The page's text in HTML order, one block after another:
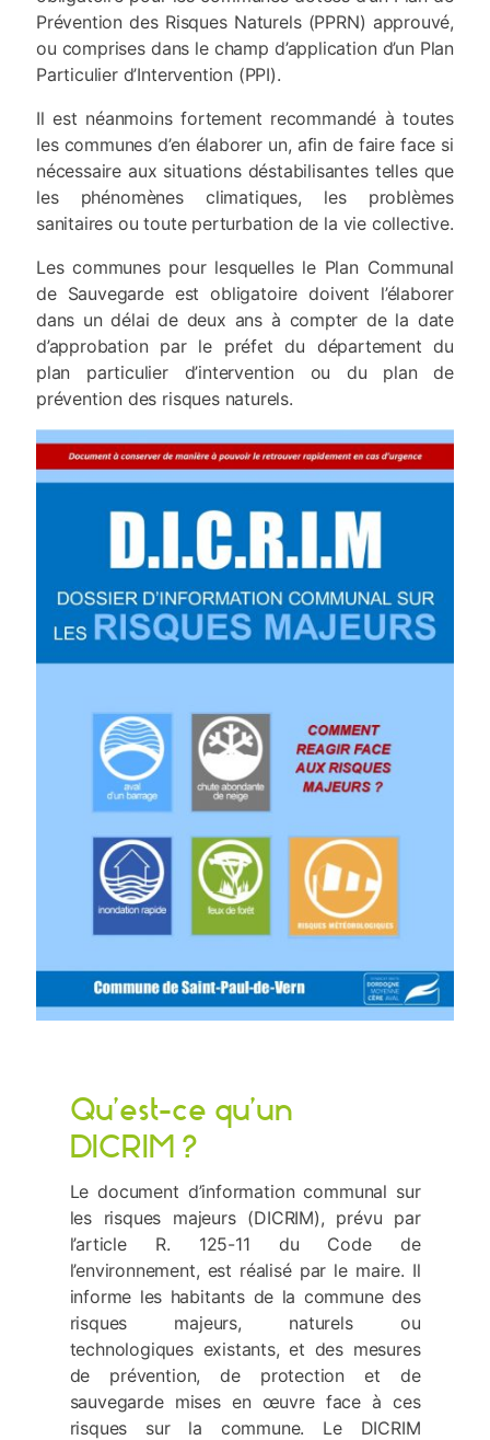
Prévention des Risques Naturels (PPRN) approuvé,
ou comprises dans le champ d’application d’un Plan
Particulier d’Intervention (PPI).
Il est néanmoins fortement recommandé à toutes
les communes d’en élaborer un, afin de faire face si
nécessaire aux situations déstabilisantes telles que
les phénomènes climatiques, les problèmes
sanitaires ou toute perturbation de la vie collective.
Les communes pour lesquelles le Plan Communal
de Sauvegarde est obligatoire doivent l’élaborer
dans un délai de deux ans à compter de la date
d’approbation par le préfet du département du
plan particulier d’intervention ou du plan de
prévention des risques naturels.
Qu’est-ce qu’un
DICRIM ?
Le document d’information communal sur
les risques majeurs (DICRIM), prévu par
l’article R. 125-11 du Code de
l’environnement, est réalisé par le maire. Il
informe les habitants de la commune des
risques majeurs, naturels ou
technologiques existants, et des mesures
de prévention, de protection et de
sauvegarde mises en œuvre face à ces
risques sur la commune. Le DICRIM